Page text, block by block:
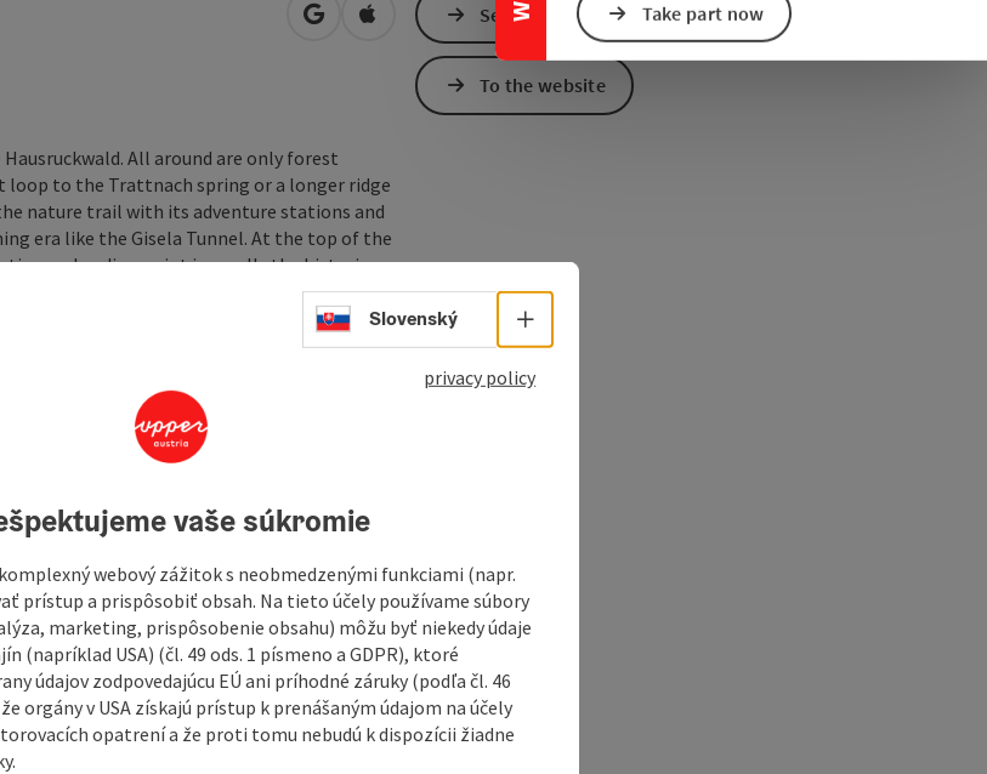
Take part now
open in Google Maps
Open in Apple Maps
All around are only forest
loop to the Trattnach spring or a longer ridge
nature trail with its adventure stations and
era like the Gisela Tunnel. At the top of the
and ending point is usually the historic
Send inquiry
To the website
Select language - Open menu
Slovenský
privacy policy
vaše súkromie
webový zážitok s neobmedzenými funkciami (napr.
prístup a prispôsobiť obsah. Na tieto účely používame súbory
marketing, prispôsobenie obsahu) môžu byť niekedy údaje
(napríklad USA) (čl. 49 ods. 1 písmeno a GDPR), ktoré
údajov zodpovedajúcu EÚ ani príhodné záruky (podľa čl. 46
orgány v USA získajú prístup k prenášaným údajom na účely
opatrení a že proti tomu nebudú k dispozícii žiadne